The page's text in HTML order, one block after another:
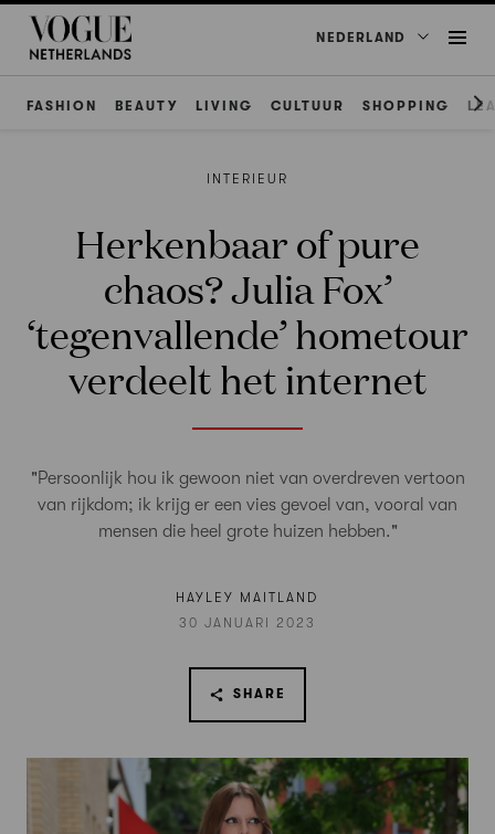
NEDERLAND
FASHION BEAUTY LIVING CULTUUR SHOPPING
INTERIEUR
Herkenbaar of pure
chaos? Julia Fox’
‘tegenvallende’ hometour
verdeelt het internet
"Persoonlijk hou ik gewoon niet van overdreven vertoon
van rijkdom; ik krijg er een vies gevoel van, vooral van
mensen die heel grote huizen hebben."
HAYLEY MAITLAND
30 JANUARI 2023
SHARE